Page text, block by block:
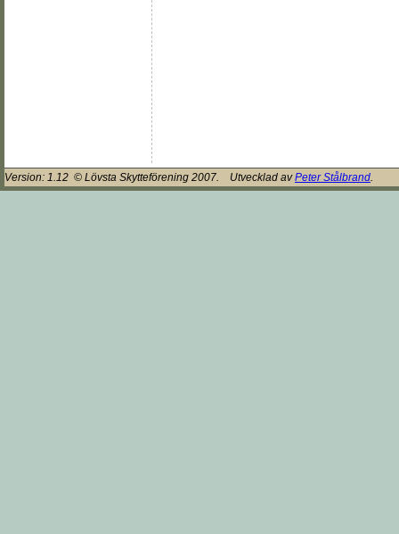
Version: 1.12 © Lövsta Skytteförening 2007. Utvecklad avPeter Stålbrand.